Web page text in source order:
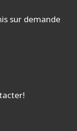
sur demande